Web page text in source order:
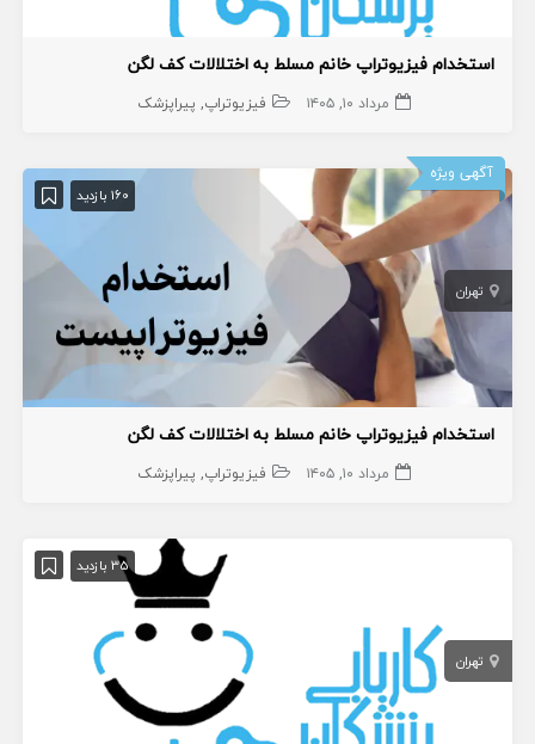
استخدام فیزیوتراپ خانم مسلط به اختلالات کف لگن
مرداد ۱۰, ۱۴۰۵ فیزیوتراپ پیراپزشک
آگهی ویژه
160 بازدید
تهران
استخدام فیزیوتراپ خانم مسلط به اختلالات کف لگن
مرداد ۱۰, ۱۴۰۵ فیزیوتراپ پیراپزشک
35 بازدید
تهران